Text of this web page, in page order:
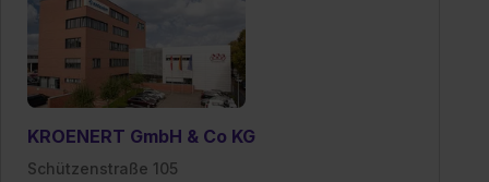
KROENERT GmbH & Co KG
Schützenstraße 105